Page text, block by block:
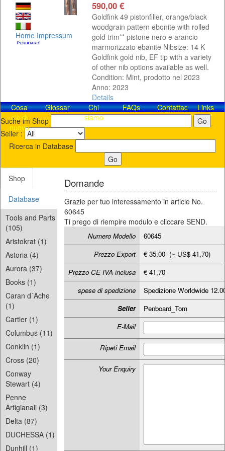
Home Impressum
590,00 €
Goldfink 49 pistonfiller, orange/black
woodgrain pattern ebonite with rolled
gold trim** pistone nero e arancio
marmorizzato ebanite Nibsize: 14 K
Goldfink gold nib, EF tip with a variety
of other nib options available as well.
Condition: Mint, prodotto nel 2023
Anno: 2023
Details
Cosa
c'è di
nuovo
Glossar
Chi
siamo
FAQs Contattaci! Links
Suche im Shop
Seller :
Ricerca in Database
Shop
Database
Tools and Parts
(105)
Aristokrat (1)
Astoria (4)
Aurora (37)
Books (1)
Caran d´Ache
(1)
Cartier (1)
Columbus (11)
Conklin (1)
Cross (20)
Conway
Stewart (4)
Penne
Artigianali (3)
Delta (87)
DUCHESSA (1)
Dunhill (1)
Domande
Grazie per tuo interessamento in article No.
60645
Ti prego di riempire modulo e cliccare SEND.
Numero Modello
60645
Prezzo Export
€ 35,00 (~ US$ 41,70)
Prezzo CE IVA inclusa
€ 41,70
spese di spedizione
Spedizione Worldwide
Seller
Penboard_Tom
E-Mail
Ripeti Email
Your Enquiry